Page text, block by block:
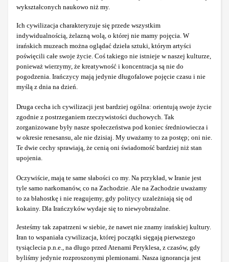
wykształconych naukowo niż my.
Ich cywilizacja charakteryzuje się przede wszystkim
indywidualnością, żelazną wolą, o której nie mamy pojęcia. W
irańskich muzeach można oglądać dzieła sztuki, którym artyści
poświęcili całe swoje życie. Coś takiego nie istnieje w naszej kulturze,
ponieważ wierzymy, że kreatywność i koncentracja są nie do
pogodzenia. Irańczycy mają jedynie długofalowe pojęcie czasu i nie
myślą z dnia na dzień.
Druga cecha ich cywilizacji jest bardziej ogólna: orientują swoje życie
zgodnie z postrzeganiem rzeczywistości duchowych. Tak
zorganizowane były nasze społeczeństwa pod koniec średniowiecza i
w okresie renesansu, ale nie dzisiaj. My uważamy to za postęp; oni nie.
Te dwie cechy sprawiają, że cenią oni świadomość bardziej niż stan
upojenia.
Oczywiście, mają te same słabości co my. Na przykład, w Iranie jest
tyle samo narkomanów, co na Zachodzie. Ale na Zachodzie uważamy
to za błahostkę i nie reagujemy, gdy politycy uzależniają się od
kokainy. Dla Irańczyków wydaje się to niewyobrażalne.
Jesteśmy tak zapatrzeni w siebie, że nawet nie znamy irańskiej kultury.
Iran to wspaniała cywilizacja, której początki sięgają pierwszego
tysiąclecia p.n.e., na długo przed Atenami Peryklesa, z czasów, gdy
byliśmy jedynie rozproszonymi plemionami. Nasza ignorancja jest